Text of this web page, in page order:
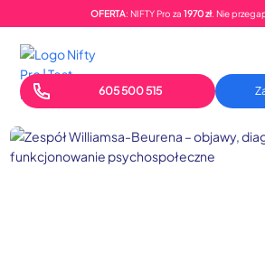
OFERTA: NIFTY Pro za 1970 zł. Nie
605 500 515